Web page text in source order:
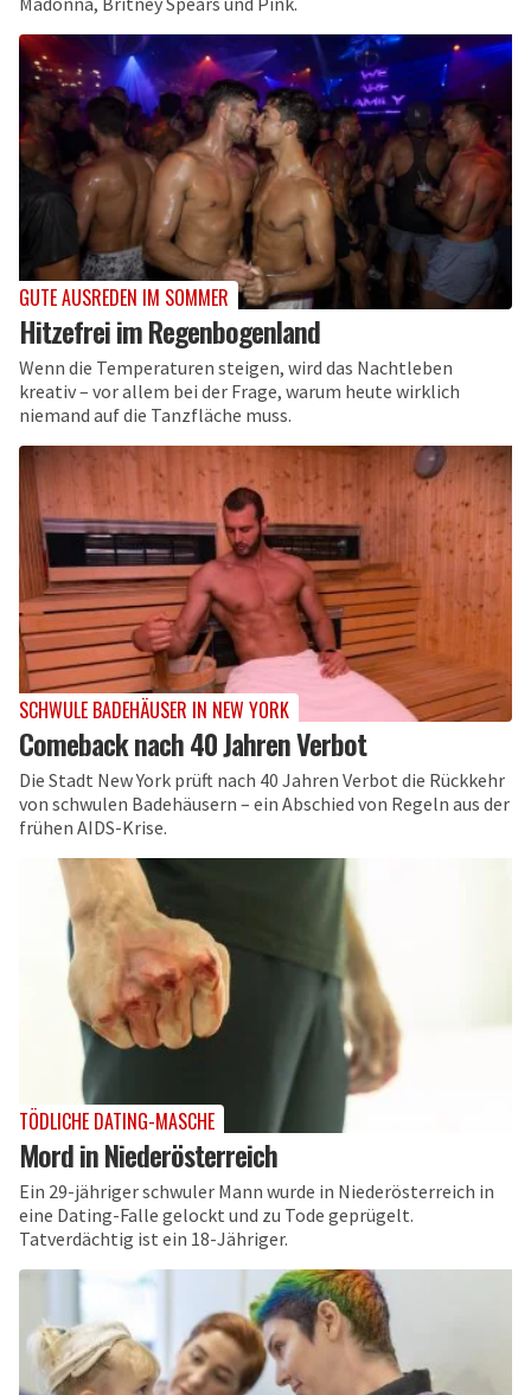
GUTE AUSREDEN IM SOMMER
Hitzefrei im Regenbogenland
Wenn die Temperaturen steigen, wird das Nachtleben
kreativ – vor allem bei der Frage, warum heute wirklich
niemand auf die Tanzfläche muss.
SCHWULE BADEHÄUSER IN NEW YORK
Comeback nach 40 Jahren Verbot
Die Stadt New York prüft nach 40 Jahren Verbot die Rückkehr
von schwulen Badehäusern – ein Abschied von Regeln aus der
frühen AIDS-Krise.
TÖDLICHE DATING-MASCHE
Mord in Niederösterreich
Ein 29-jähriger schwuler Mann wurde in Niederösterreich in
eine Dating-Falle gelockt und zu Tode geprügelt.
Tatverdächtig ist ein 18-Jähriger.